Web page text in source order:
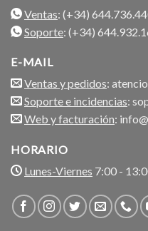
Ventas: (+34)
Soporte: (+34)
E-MAIL
Ventas y pedidos:
Soporte e incidencias:
Web y facturación:
HORARIO
Lunes-Viernes 7:00 -